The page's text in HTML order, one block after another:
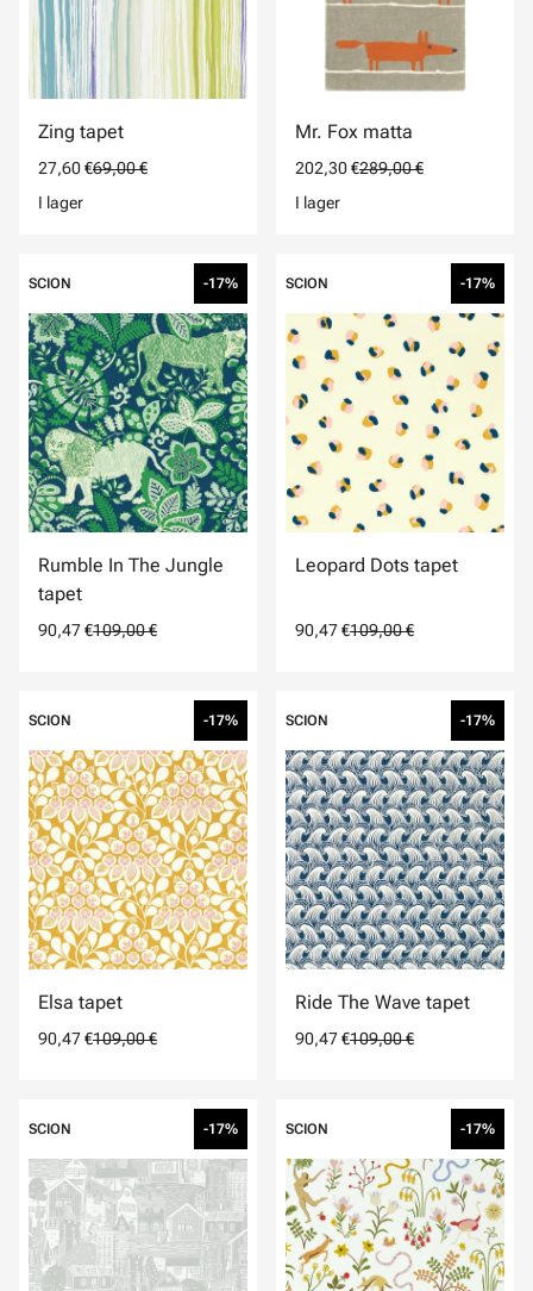
Zing tapet
27,60 €69,00 €
I lager
Mr. Fox matta
202,30 €289,00 €
I lager
SCION -17%
Rumble In The Jungle
tapet
90,47 €109,00 €
SCION -17%
Leopard Dots tapet
90,47 €109,00 €
SCION -17%
Elsa tapet
90,47 €109,00 €
SCION -17%
Ride The Wave tapet
90,47 €109,00 €
SCION -17% SCION -17%